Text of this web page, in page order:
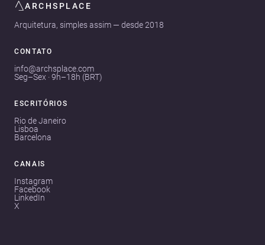
ARCHSPLACE
Arquitetura, simples assim — desde 2018
CONTATO
info@archsplace.com
Seg–Sex · 9h–18h (BRT)
ESCRITÓRIOS
Rio de Janeiro
Lisboa
Barcelona
CANAIS
Instagram
Facebook
LinkedIn
X